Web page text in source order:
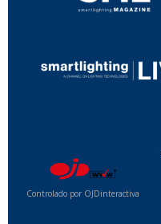
Controlado por OJDinteractiva